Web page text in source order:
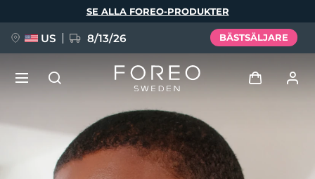
SE ALLA FOREO-PRODUKTER
US 8/13/26 BÄSTSÄLJARE
Användarprofil
NYHET
BREAKING NEWS
Språk